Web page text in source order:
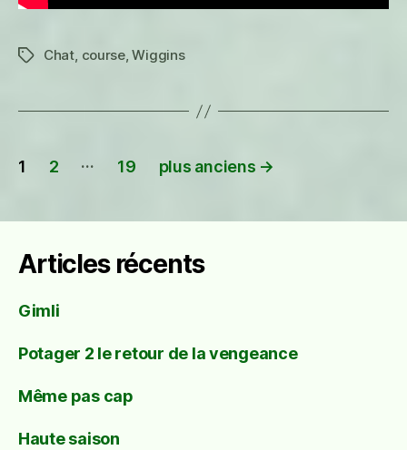
Étiquettes
Chat, course,Wiggins
Pagination
publications
1 2 … 19 plus anciens →
Articles récents
Gimli
Potager 2 le retour de la vengeance
Même pas cap
Haute saison